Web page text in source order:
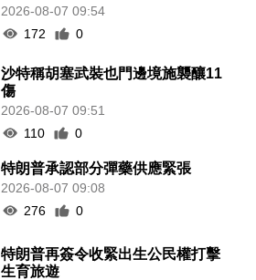
2026-08-07 09:54
172
0
沙特稱胡塞武裝也門邊境施襲釀11
傷
2026-08-07 09:51
110
0
特朗普承認部分彈藥供應緊張
2026-08-07 09:08
276
0
特朗普再簽令收緊出生公民權打擊
生育旅遊